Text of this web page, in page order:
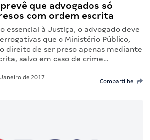
que advogados só
com ordem escrita
essencial à Justiça, o advogado deve
que o Ministério Público,
direito de ser preso apenas mediante
salvo em caso de crime…
de 2017
Compartilhe